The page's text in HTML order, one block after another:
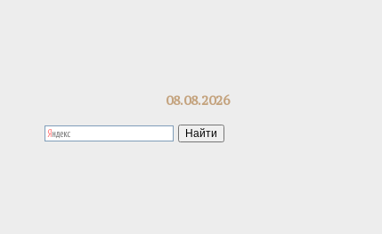
08.08.2026